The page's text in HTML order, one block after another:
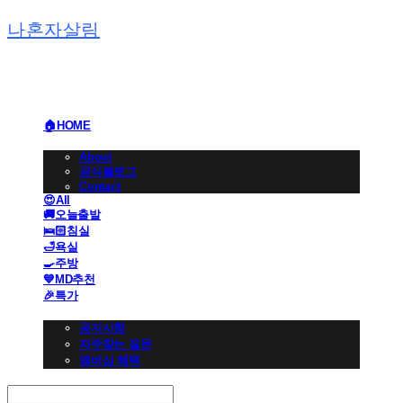
나혼자살림
🏠HOME
About
공식블로그
Contact
😍All
🚚오늘출발
🛌🏻침실
🛁욕실
🍳주방
💙MD추천
🎉특가
공지사항
자주찾는 질문
멤버십 혜택